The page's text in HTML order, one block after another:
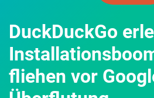
DuckDuckGo
fliehen vor